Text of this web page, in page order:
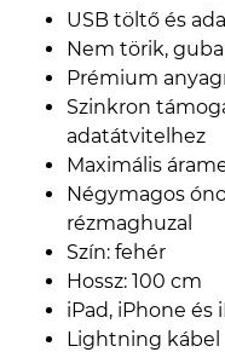
USB töltő és
Nem törik,
Prémium
Szinkron
adatátvitelhez
Maximális
Négymagos
rézmaghuzal
Szín: fehér
Hossz: 100 cm
iPad, iPhone
Lightning kábel